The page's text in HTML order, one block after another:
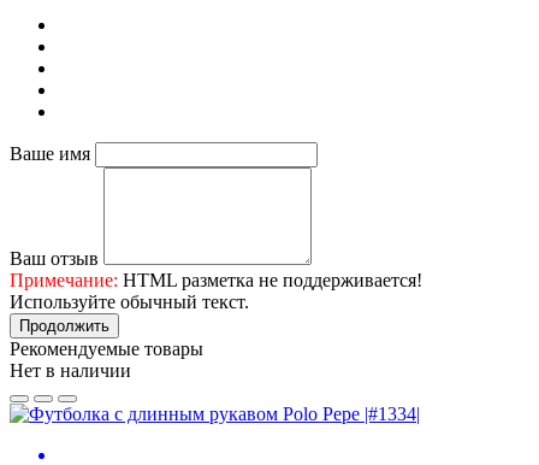
Ваше имя
Ваш отзыв
Примечание: HTML разметка не поддерживается!
Используйте обычный текст.
Продолжить
Рекомендуемые товары
Нет в наличии